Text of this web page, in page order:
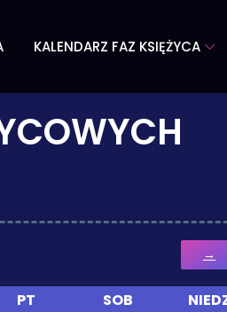
KALENDARZ FAZ KSIĘŻYCA
→
PT SOB